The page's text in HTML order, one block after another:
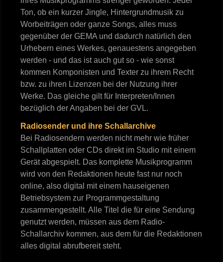
Ton, ob ein kurzer Jingle, Hintergrundmusik zu
Worbeiträgen oder ganze Songs, alles muss
gegenüber der GEMA und dadurch natürlich den
Urhebern eines Werkes, genauestens angegeben
werden - und das ist auch gut so - wie sonst
kommen Komponisten und Texter zu ihrem Recht
bzw. zu ihren Lizenzen bei der Nutzung ihrer
Werke. Das gleiche gilt für Interpreten/Innen
bezüglich der Angaben bei der GVL.
Radiosender und ihre Schallarchive
Bei Radiosendern werden nicht mehr wie früher
Schallplatten oder CDs direkt im Studio mit einem
Gerät abgespielt. Das komplette Musikprogramm
wird von den Redaktionen heute fast nur noch
online, also digital mit einem hauseigenen
Betriebsystem zur Programmgestaltung
zusammengestellt. Alle Titel die für eine Sendung
genutzt werden, müssen aus dem Radio-
Schallarchiv kommen, aus dem für die Redaktionen
alles digital abrufbereit steht.